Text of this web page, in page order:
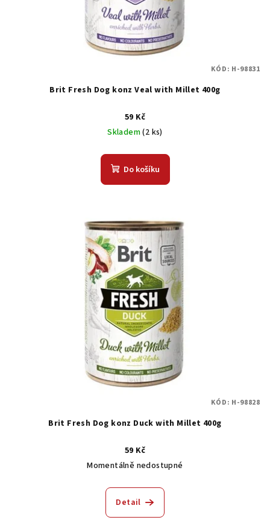
Brit Fresh Dog konz Veal with Millet 400g
59 Kč
Skladem(2 ks)
Do košíku
KÓD: H-98831
Brit Fresh Dog konz Duck with Millet 400g
59 Kč
Momentálně nedostupné
Detail
KÓD: H-98828